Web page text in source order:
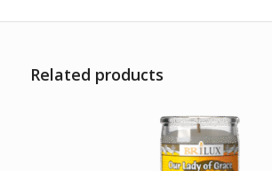
Related products